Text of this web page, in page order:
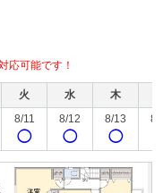
応可能です！
火 水 木
8/11
◯
8/12
◯
8/13
◯
8/